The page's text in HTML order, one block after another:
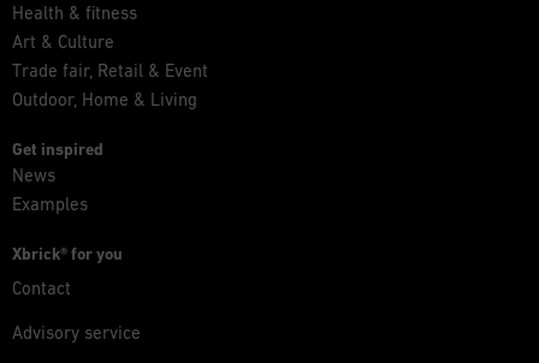
Health & fitness
Art & Culture
Trade fair, Retail & Event
Outdoor, Home & Living
Get inspired
News
Examples
Xbrick® for you
Contact
Advisory service